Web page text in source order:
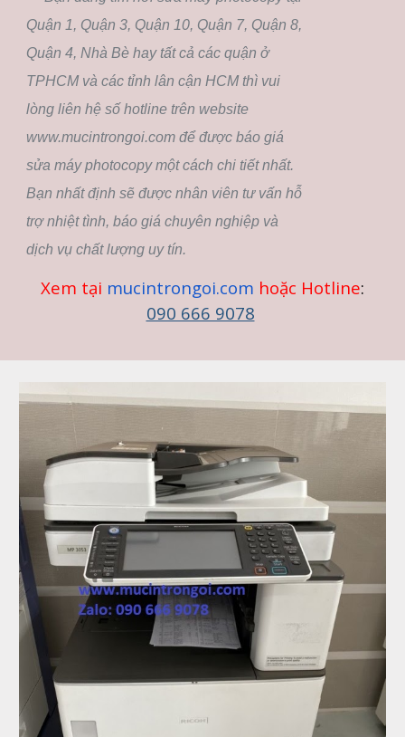
Quận 1, Quận 3, Quận 10, Quận 7, Quận 8,
Quận 4, Nhà Bè hay tất cả các quận ở
TPHCM và các tỉnh lân cận HCM thì vui
lòng liên hệ số hotline trên website
www.mucintrongoi.com để được báo giá
sửa máy photocopy một cách chi tiết nhất.
Bạn nhất định sẽ được nhân viên tư vấn hỗ
trợ nhiệt tình, báo giá chuyên nghiệp và
dịch vụ chất lượng uy tín.
Xem tại mucintrongoi.com hoặc Hotline:
090 666 9078